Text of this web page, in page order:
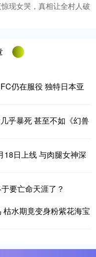
现女哭，真相让全村人破
仍在服役 独特日本亚
乎暴死 甚至不如《幻兽
18日上线 与肉腿女神深
要亡命天涯了？
水期竟变身粉紫花海宝